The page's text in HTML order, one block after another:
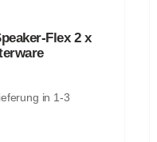
Flex 2 x
in 1-3